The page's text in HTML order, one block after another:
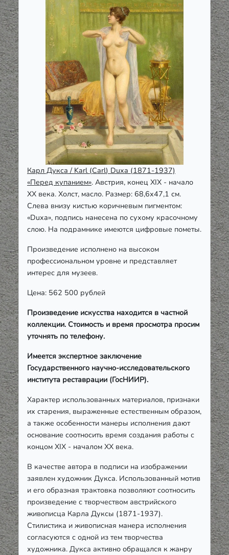
Карл Дукса / Karl(Carl) Duxa (1871-1937)
«Перед купанием». Австрия, конец XIX - начало
XX века. Холст, масло. Размер: 68,6х47,1 см.
Слева внизу кистью коричневым пигментом:
«Duxa», подпись нанесена по сухому красочному
слою. На подрамнике имеются цифровые пометы.
Произведение исполнено на высоком
профессиональном уровне и представляет
интерес для музеев.
Цена: 562 500 рублей
Произведение искусства находится в частной
коллекции. Стоимость и время просмотра просим
уточнять по телефону.
Имеется экспертное заключение
Государственного научно-исследовательского
института реставрации (ГосНИИР).
Характер использованных материалов, признаки
их старения, выраженные естественным образом,
а также особенности манеры исполнения дают
основание соотносить время создания работы с
концом XIX - началом XX века.
В качестве автора в подписи на изображении
заявлен художник Дукса. Использованный мотив
и его образная трактовка позволяют соотносить
произведение с творчеством австрийского
живописца Карла Дуксы (1871-1937).
Стилистика и живописная манера исполнения
согласуются с одной из тем творчества
художника. Дукса активно обращался к жанру